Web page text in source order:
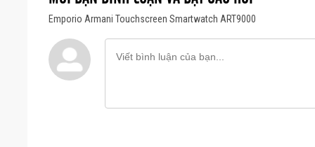
Emporio Armani Touchscreen Smartwatch ART9000